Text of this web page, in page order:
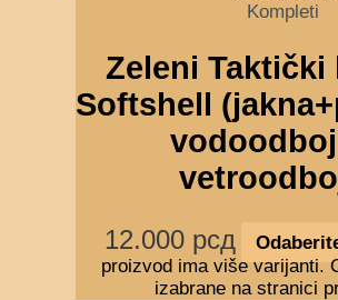
Kompleti
Zeleni Taktički
Softshell
12.000 рсд
proizvod ima više varijanti.
izabrane na stranici